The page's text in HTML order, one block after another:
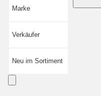
Marke
Verkäufer
Neu im Sortiment